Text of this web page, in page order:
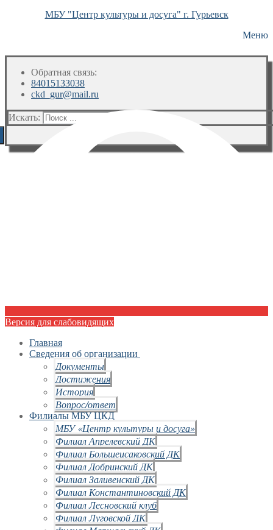
МБУ "Центр культуры и досуга" г. Гурьевск
Меню
Обратная связь:
84015133038
ckd_gur@mail.ru
Искать:
Версия для слабовидящих
Главная
Сведения об организации
Документы
Достижения
История
Вопрос/ответ
Филиалы МБУ ЦКД
МБУ «Центр культуры и досуга»
Филиал Апрелевский ДК
Филиал Большеисаковский ДК
Филиал Добринский ДК
Филиал Заливенский ДК
Филиал Константиновский ДК
Филиал Лесновский клуб
Филиал Луговской ДК